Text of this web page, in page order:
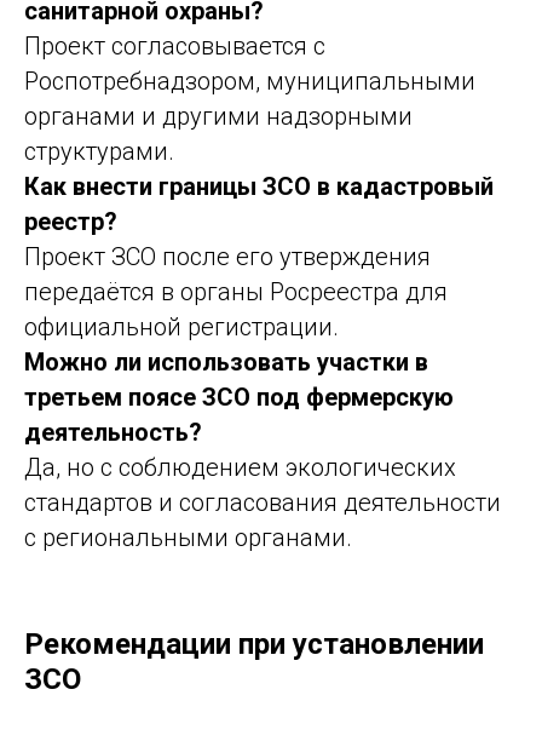
санитарной охраны?
Проект согласовывается с
Роспотребнадзором, муниципальными
органами и другими надзорными
структурами.
Как внести границы ЗСО в кадастровый
реестр?
Проект ЗСО после его утверждения
передаётся в органы Росреестра для
официальной регистрации.
Можно ли использовать участки в
третьем поясе ЗСО под фермерскую
деятельность?
Да, но с соблюдением экологических
стандартов и согласования деятельности
с региональными органами.
Рекомендации при установлении
ЗСО